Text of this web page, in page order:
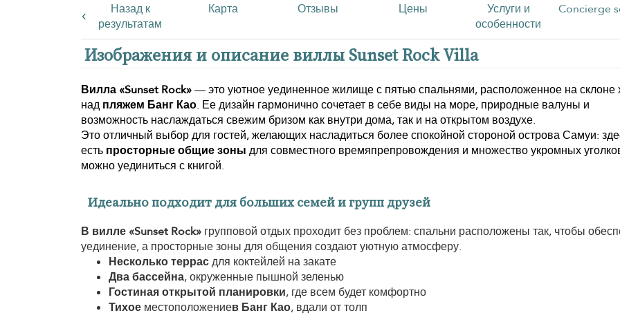
Назад к
результатам
Карта Отзывы Цены
Услуги и
особенности
Concierge
Изображения и описание виллы Sunset Rock Villa
Вилла «Sunset Rock»— это уютное уединенное жилище с пятью спальнями, расположенное на склоне
над пляжем Банг Као. Ее дизайн гармонично сочетает в себе виды на море, природные валуны и
возможность наслаждаться свежим бризом как внутри дома, так и на открытом воздухе.
Это отличный выбор для гостей, желающих насладиться более спокойной стороной острова Самуи:
есть просторные общие зоны для совместного времяпрепровождения и множество укромных
можно уединиться с книгой.
Идеально подходит для больших семей и групп друзей
В вилле «Sunset Rock» групповой отдых проходит без проблем: спальни расположены так, чтобы
уединение, а просторные зоны для общения создают уютную атмосферу.
Несколько террасдля коктейлей на закате
Два бассейна, окруженные пышной зеленью
Гостиная открытой планировки, где всем будет комфортно
Тихое местоположениев Банг Као, вдали от толп